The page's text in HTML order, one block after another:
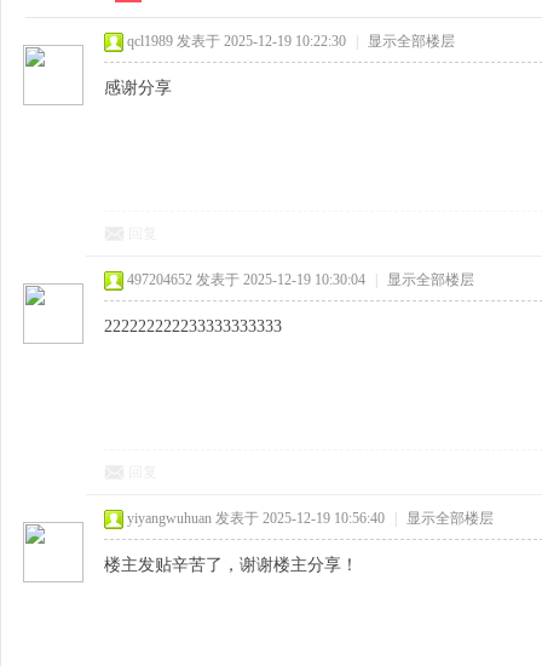
qcl1989 发表于 2025-12-19 10:22:30 显示全部楼层
感谢分享
497204652 发表于 2025-12-19 10:30:04 显示全部楼层
222222222233333333333
yiyangwuhuan 发表于 2025-12-19 10:56:40 显示全部楼层
楼主发贴辛苦了，谢谢楼主分享！